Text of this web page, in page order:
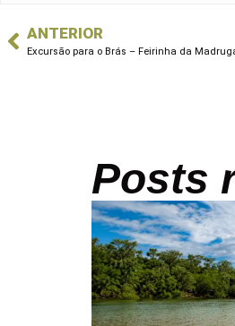
ANTERIOR
Excursão para o Brás – Feirinha da
Posts